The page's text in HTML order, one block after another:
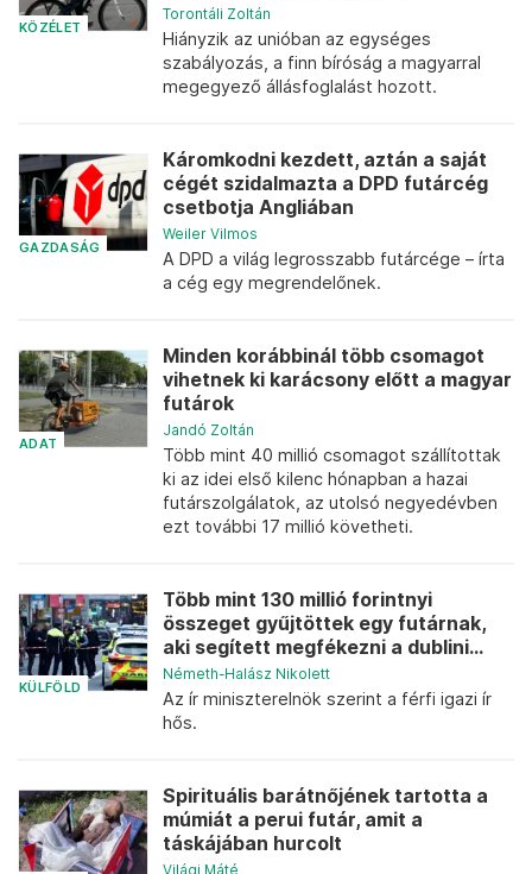
KÖZÉLET
Torontáli Zoltán
Hiányzik az unióban az egységes
szabályozás, a finn bíróság a magyarral
megegyező állásfoglalást hozott.
GAZDASÁG
Káromkodni kezdett, aztán a saját
cégét szidalmazta a DPD futárcég
csetbotja Angliában
Weiler Vilmos
A DPD a világ legrosszabb futárcége – írta
a cég egy megrendelőnek.
ADAT
Minden korábbinál több csomagot
vihetnek ki karácsony előtt a magyar
futárok
Jandó Zoltán
Több mint 40 millió csomagot szállítottak
ki az idei első kilenc hónapban a hazai
futárszolgálatok, az utolsó negyedévben
ezt további 17 millió követheti.
KÜLFÖLD
Több mint 130 millió forintnyi
összeget gyűjtöttek egy futárnak,
aki segített megfékezni a dublini...
Németh-Halász Nikolett
Az ír miniszterelnök szerint a férfi igazi ír
hős.
Spirituális barátnőjének tartotta a
múmiát a perui futár, amit a
táskájában hurcolt
Világi Máté